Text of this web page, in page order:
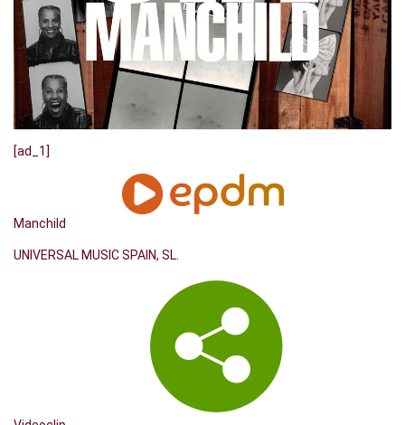
[ad_1]
Manchild
UNIVERSAL MUSIC SPAIN, SL.